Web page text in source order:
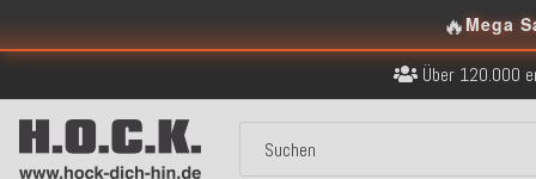
🔥Mega
Kostenloser Versand
Über 120.000
Sicher
Kostenloser Versand